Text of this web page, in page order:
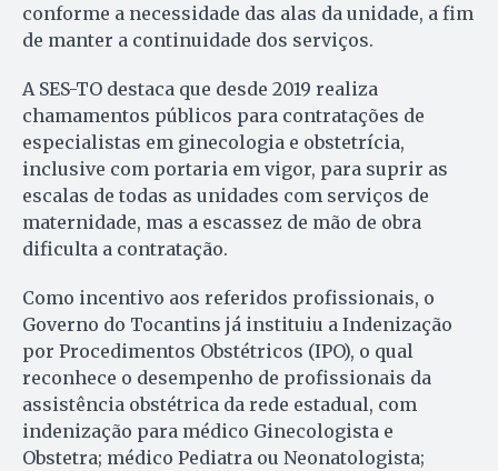
conforme a necessidade das alas da unidade, a fim
de manter a continuidade dos serviços.
A SES-TO destaca que desde 2019 realiza
chamamentos públicos para contratações de
especialistas em ginecologia e obstetrícia,
inclusive com portaria em vigor, para suprir as
escalas de todas as unidades com serviços de
maternidade, mas a escassez de mão de obra
dificulta a contratação.
Como incentivo aos referidos profissionais, o
Governo do Tocantins já instituiu a Indenização
por Procedimentos Obstétricos (IPO), o qual
reconhece o desempenho de profissionais da
assistência obstétrica da rede estadual, com
indenização para médico Ginecologista e
Obstetra; médico Pediatra ou Neonatologista;